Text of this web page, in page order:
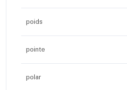
poids
pointe
polar